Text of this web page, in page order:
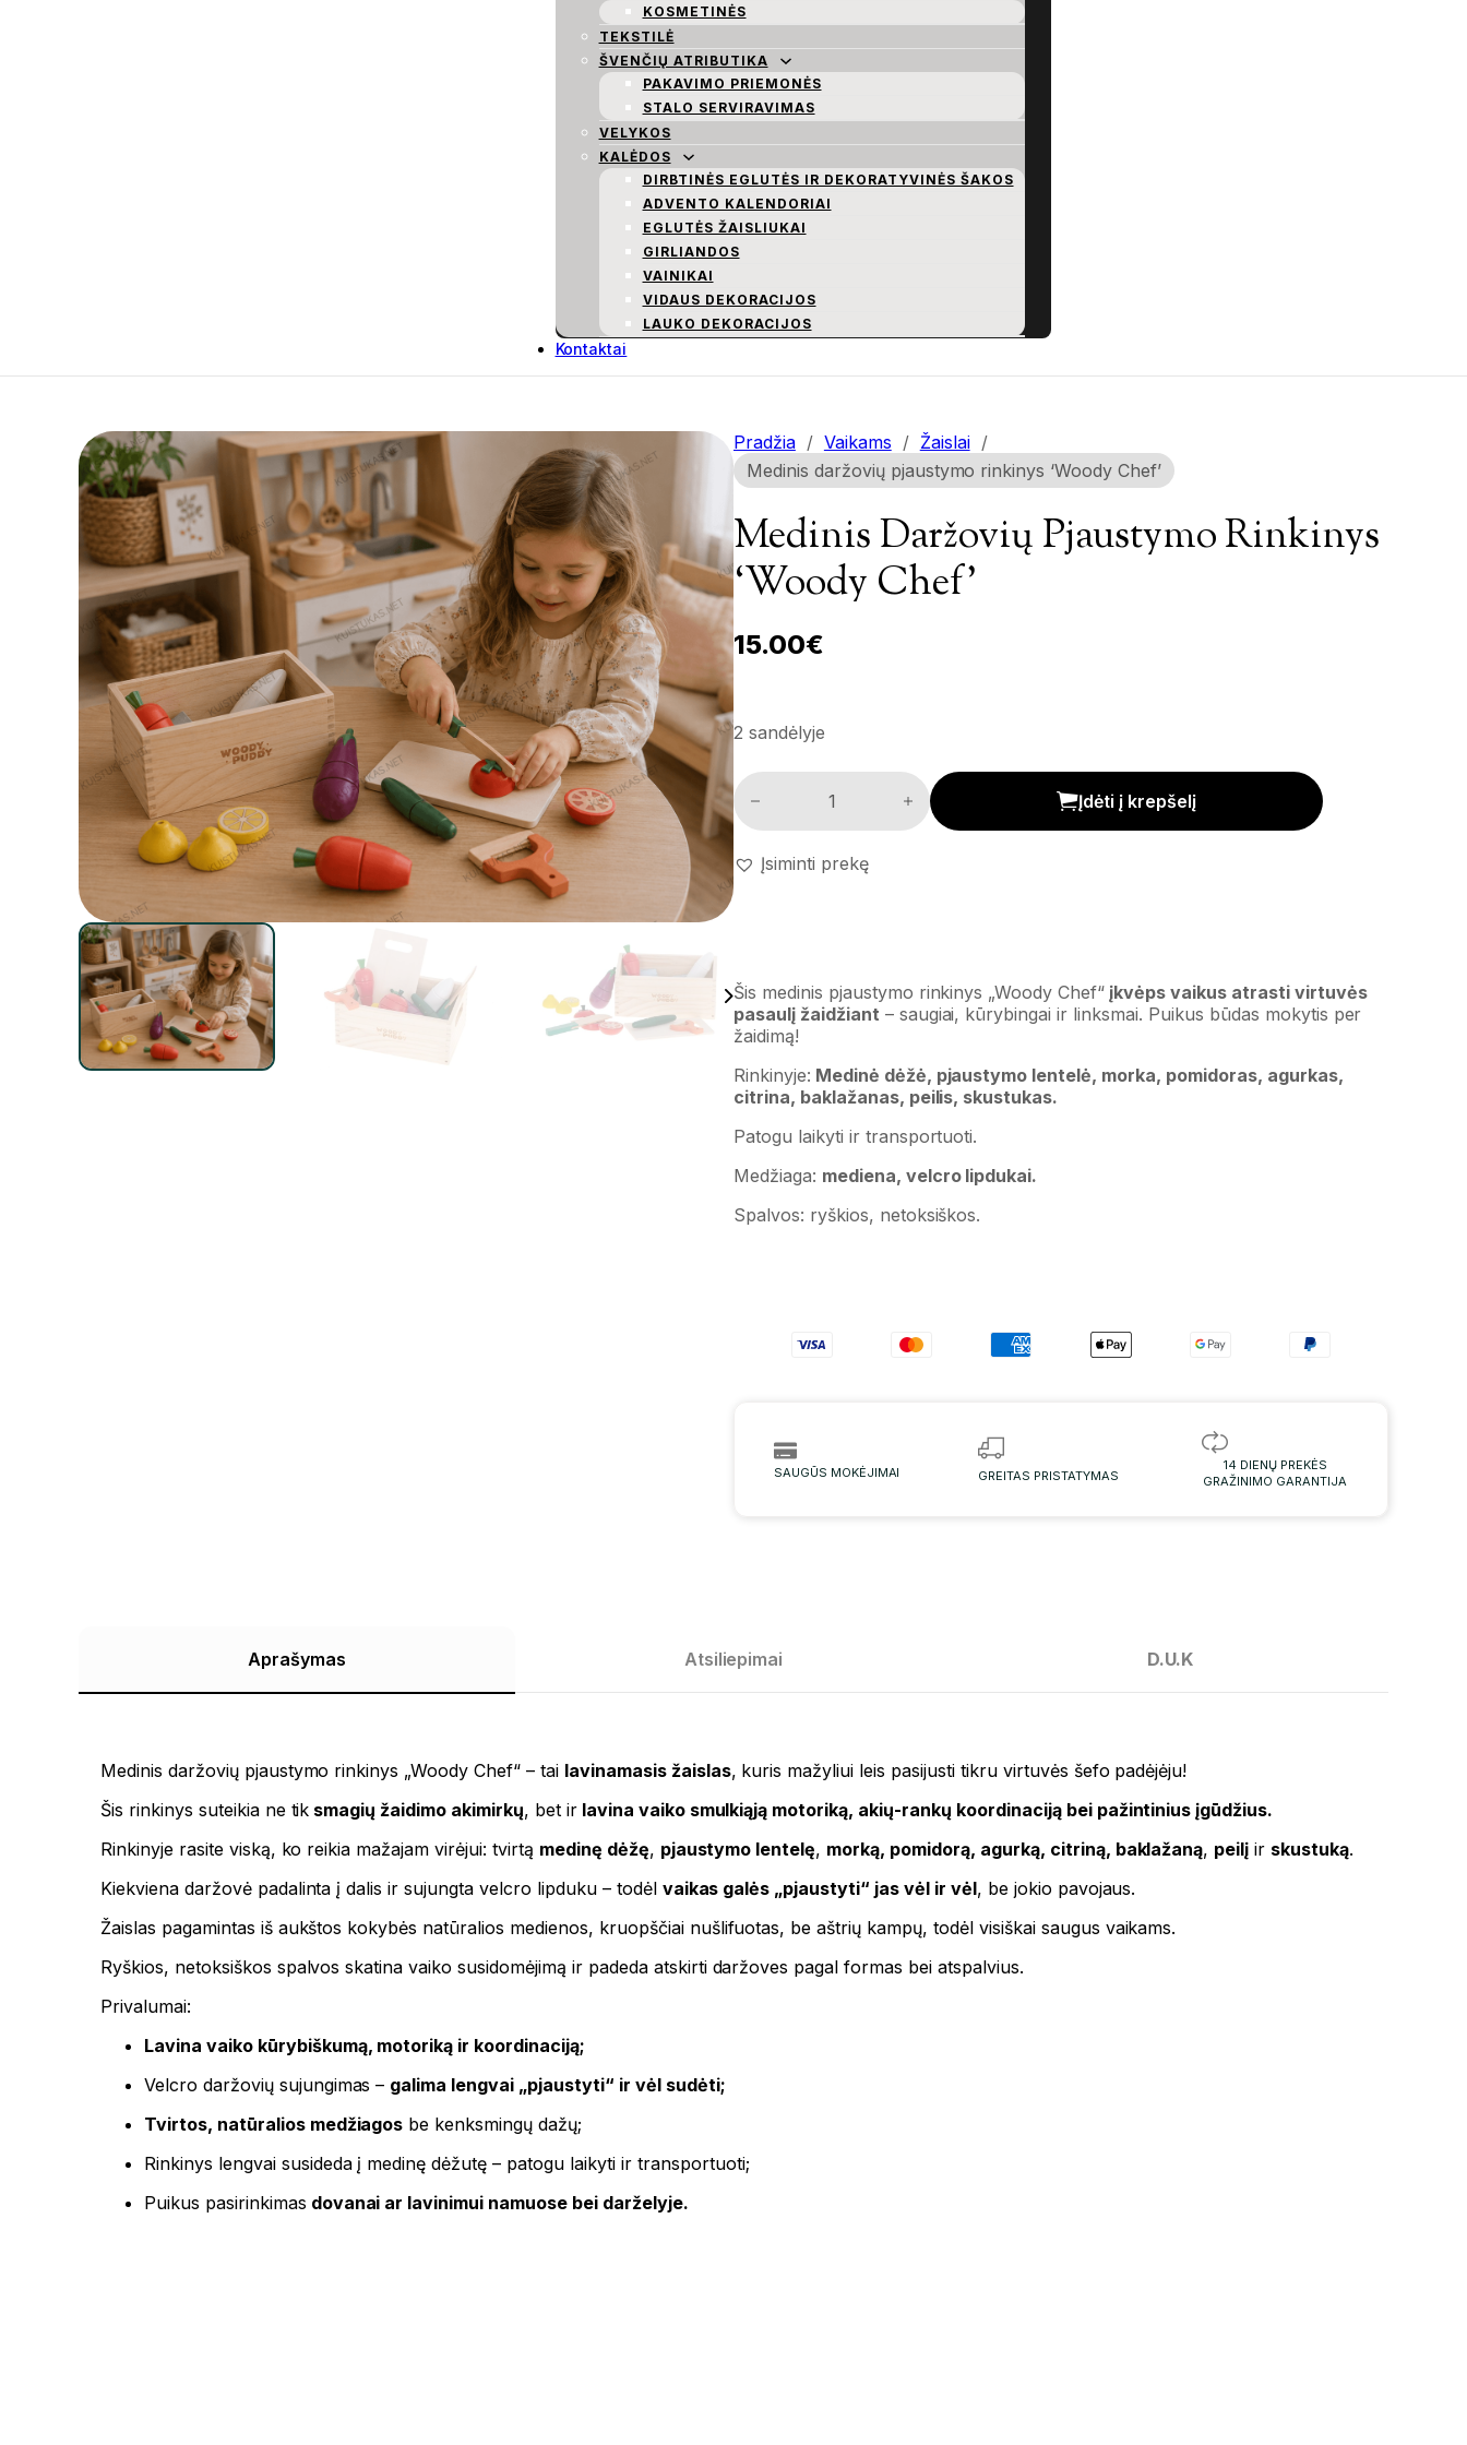
KOSMETINĖS
TEKSTILĖ
ŠVENČIŲ ATRIBUTIKA
PAKAVIMO PRIEMONĖS
STALO SERVIRAVIMAS
VELYKOS
KALĖDOS
DIRBTINĖS EGLUTĖS IR DEKORATYVINĖS ŠAKOS
ADVENTO KALENDORIAI
EGLUTĖS ŽAISLIUKAI
GIRLIANDOS
VAINIKAI
VIDAUS DEKORACIJOS
LAUKO DEKORACIJOS
Kontaktai
Pradžia / Vaikams / Žaislai /
Medinis daržovių pjaustymo rinkinys ‘Woody Chef’
Medinis Daržovių Pjaustymo Rinkinys
‘Woody Chef’
15.00€
2 sandėlyje
Medinis daržovių pjaustymo rinkinys 'Woody Chef' kiekis
Įdėti į krepšelį
Įsiminti prekę
Šis medinis pjaustymo rinkinys „Woody Chef“ įkvėps vaikus atrasti virtuvės
pasaulį žaidžiant – saugiai, kūrybingai ir linksmai. Puikus būdas mokytis per
žaidimą!
Rinkinyje: Medinė dėžė, pjaustymo lentelė, morka, pomidoras, agurkas,
citrina, baklažanas, peilis, skustukas.
Patogu laikyti ir transportuoti.
Medžiaga: mediena, velcro lipdukai.
Spalvos: ryškios, netoksiškos.
SAUGŪS MOKĖJIMAI GREITAS PRISTATYMAS
14 DIENŲ PREKĖS
GRAŽINIMO GARANTIJA
Aprašymas Atsiliepimai D.U.K
Medinis daržovių pjaustymo rinkinys „Woody Chef“ – tai lavinamasis žaislas, kuris mažyliui leis pasijusti tikru virtuvės šefo padėjėju!
Šis rinkinys suteikia ne tik smagių žaidimo akimirkų, bet irlavina vaiko smulkiąją motoriką, akių-rankų koordinaciją bei pažintinius įgūdžius.
Rinkinyje rasite viską, ko reikia mažajam virėjui: tvirtą medinę dėžę, pjaustymo lentelę, morką, pomidorą, agurką, citriną, baklažaną, peilį ir skustuką.
Kiekviena daržovė padalinta į dalis ir sujungta velcro lipduku – todėl vaikas galės „pjaustyti“ jas vėl ir vėl, be jokio pavojaus.
Žaislas pagamintas iš aukštos kokybės natūralios medienos, kruopščiai nušlifuotas, be aštrių kampų, todėl visiškai saugus vaikams.
Ryškios, netoksiškos spalvos skatina vaiko susidomėjimą ir padeda atskirti daržoves pagal formas bei atspalvius.
Privalumai:
Lavina vaiko kūrybiškumą, motoriką ir koordinaciją;
Velcro daržovių sujungimas – galima lengvai „pjaustyti“ ir vėl sudėti;
Tvirtos, natūralios medžiagos be kenksmingų dažų;
Rinkinys lengvai susideda į medinę dėžutę – patogu laikyti ir transportuoti;
Puikus pasirinkimas dovanai ar lavinimui namuose bei darželyje.